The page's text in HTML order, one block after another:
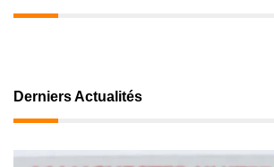
Derniers Actualités